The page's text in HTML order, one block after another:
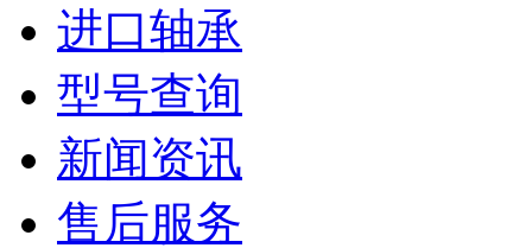
进口轴承
型号查询
新闻资讯
售后服务